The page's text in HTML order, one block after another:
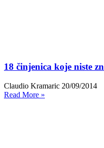
18 činjenica koje niste
Claudio Kramaric 20/09/2014
Read More »